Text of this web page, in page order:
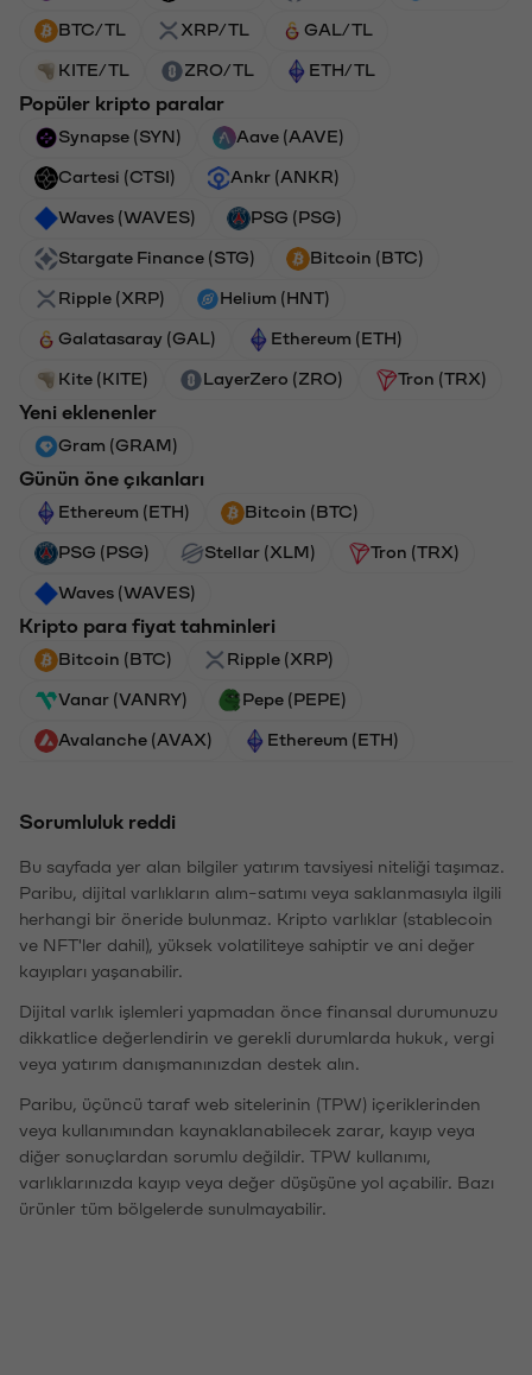
BTC/TL XRP/TL GAL/TL
KITE/TL ZRO/TL ETH/TL
Popüler kripto paralar
Synapse (SYN) Aave (AAVE)
Cartesi (CTSI) Ankr (ANKR)
Waves (WAVES) PSG (PSG)
Stargate Finance (STG) Bitcoin (BTC)
Ripple (XRP) Helium (HNT)
Galatasaray (GAL) Ethereum (ETH)
Kite (KITE) LayerZero (ZRO) Tron (TRX)
Yeni eklenenler
Gram (GRAM)
Günün öne çıkanları
Ethereum (ETH) Bitcoin (BTC)
PSG (PSG) Stellar (XLM) Tron (TRX)
Waves (WAVES)
Kripto para fiyat tahminleri
Bitcoin (BTC) Ripple (XRP)
Vanar (VANRY) Pepe (PEPE)
Avalanche (AVAX) Ethereum (ETH)
Sorumluluk reddi
Bu sayfada yer alan bilgiler yatırım tavsiyesi niteliği taşımaz.
Paribu, dijital varlıkların alım-satımı veya saklanmasıyla ilgili
herhangi bir öneride bulunmaz. Kripto varlıklar (stablecoin
ve NFT'ler dahil), yüksek volatiliteye sahiptir ve ani değer
kayıpları yaşanabilir.
Dijital varlık işlemleri yapmadan önce finansal durumunuzu
dikkatlice değerlendirin ve gerekli durumlarda hukuk, vergi
veya yatırım danışmanınızdan destek alın.
Paribu, üçüncü taraf web sitelerinin (TPW) içeriklerinden
veya kullanımından kaynaklanabilecek zarar, kayıp veya
diğer sonuçlardan sorumlu değildir. TPW kullanımı,
varlıklarınızda kayıp veya değer düşüşüne yol açabilir. Bazı
ürünler tüm bölgelerde sunulmayabilir.